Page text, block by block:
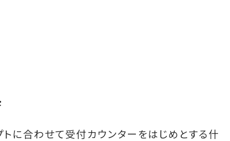
に合わせて受付カウンターをはじめとする什